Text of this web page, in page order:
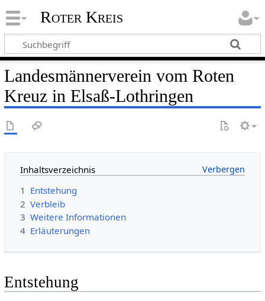
Roter Kreis
Landesmännerverein vom Roten
Kreuz in Elsaß-Lothringen
Inhaltsverzeichnis
1 Entstehung
2 Verbleib
3 Weitere Informationen
4 Erläuterungen
Entstehung